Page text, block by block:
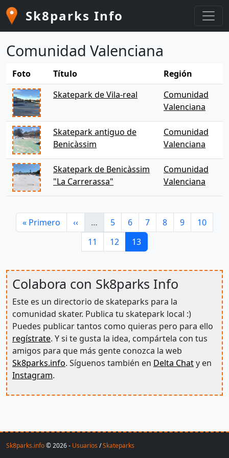
Pasar al contenido principal
Sk8parks Info
Comunidad Valenciana
Foto Título
Región
Skatepark de Vila-real
Comunidad
Valenciana
Skatepark antiguo de
Benicàssim
Comunidad
Valenciana
Skatepark de Benicàssim
"La Carrerassa"
Comunidad
Valenciana
Paginación
Primera página
« Primero Página anterior
‹‹ … Página
5 Página
6 Página
7 Página
8 Página
9 Página
10
Página
11 Página
12 Página actual
13
Colabora con Sk8parks Info
Este es un directorio de skateparks para la
comunidad skater. Publica tu skatepark local :)
Puedes publicar tantos como quieras pero para ello
regístrate. Y si te gusta la idea, compártela con tus
amigos para que más gente conozca la web
Sk8parks.info. Síguenos también en Delta Chaty en
Instagram.
Sk8parks.info© 2026 - Usuarios /Skateparks